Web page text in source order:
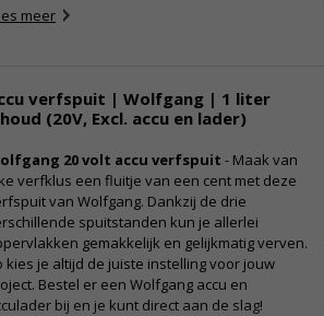
Ergonomische greep
Regelbaar verfdebiet
Geschikt voor de meeste verfsoorten
verpakking:
1x POWX351 verfpistool
1x Reservespuitmond
1x Reinigingspin
1x Viscositeitsbeker
meer
verfspuit | Wolfgang | 1 liter
(20V, Excl. accu en lader)
20 volt accu verfspuit - Maak van
verfklus een fluitje van een cent met deze
van Wolfgang. Dankzij de drie
spuitstanden kun je allerlei
gemakkelijk en gelijkmatig verven.
kies je altijd de juiste instelling voor jouw
Bestel er een Wolfgang accu en
bij en je kunt direct aan de slag!